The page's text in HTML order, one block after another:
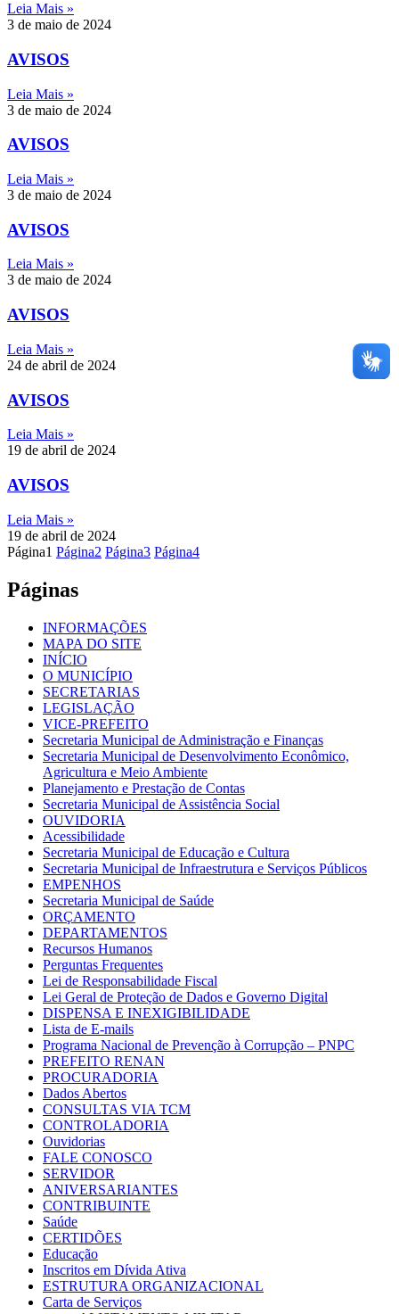
Leia Mais »
3 de maio de 2024
AVISOS
Leia Mais »
3 de maio de 2024
AVISOS
Leia Mais »
3 de maio de 2024
AVISOS
Leia Mais »
3 de maio de 2024
AVISOS
Leia Mais »
24 de abril de 2024
AVISOS
Leia Mais »
19 de abril de 2024
AVISOS
Leia Mais »
19 de abril de 2024
Página1 Página2 Página3 Página4
Páginas
INFORMAÇÕES
MAPA DO SITE
INÍCIO
O MUNICÍPIO
SECRETARIAS
LEGISLAÇÃO
VICE-PREFEITO
Secretaria Municipal de Administração e Finanças
Secretaria Municipal de Desenvolvimento Econômico,
Agricultura e Meio Ambiente
Planejamento e Prestação de Contas
Secretaria Municipal de Assistência Social
OUVIDORIA
Acessibilidade
Secretaria Municipal de Educação e Cultura
Secretaria Municipal de Infraestrutura e Serviços Públicos
EMPENHOS
Secretaria Municipal de Saúde
ORÇAMENTO
DEPARTAMENTOS
Recursos Humanos
Perguntas Frequentes
Lei de Responsabilidade Fiscal
Lei Geral de Proteção de Dados e Governo Digital
DISPENSA E INEXIGIBILIDADE
Lista de E-mails
Programa Nacional de Prevenção à Corrupção – PNPC
PREFEITO RENAN
PROCURADORIA
Dados Abertos
CONSULTAS VIA TCM
CONTROLADORIA
Ouvidorias
FALE CONOSCO
SERVIDOR
ANIVERSARIANTES
CONTRIBUINTE
Saúde
CERTIDÕES
Educação
Inscritos em Dívida Ativa
ESTRUTURA ORGANIZACIONAL
Carta de Serviços